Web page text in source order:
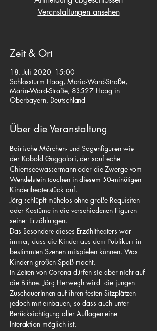
Veranstaltungen ansehen
Zeit & Ort
18. Juli 2020, 15:00
Schlossturm Haag, Maria-Ward-Straße,
Maria-Ward-Straße, 83527 Haag in
Oberbayern, Deutschland
Über die Veranstaltung
Bairische Märchen- und Sagenfiguren wie
der Kobold Goggolori, der saufreche
Chiemseewassermann oder die Zwerge vom
Wendelstein tauchen in diesem 50-minütigen
Kindertheaterstück auf.
Jörg schlüpft mühelos ohne große Requisiten
oder Kostüme in die verschiedenen Figuren
seiner Erzählungen.
Das Besondere dieses Erzähltheaters war
immer, dass die Kinder aus dem Publikum in
bestimmten Szenen mitspielen können. Was
Kindern großen Spaß macht.
In Zeiten von Corona dürfen sie aber nicht auf
die Bühne. Jörg Herwegh wird  die jungen
ZuschauerInnen auf ihren festen Sitzplätzen
jedoch mit einbauen, so dass auch unter
Berücksichtigung aller Auflagen eine
Interaktion möglich ist.